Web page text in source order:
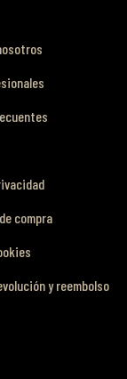
compra
y reembolso